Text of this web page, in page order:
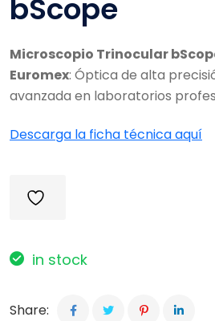
bScope
Microscopio Trinocular bScope
Euromex: Óptica de alta
avanzada en laboratorios
Descarga la ficha técnica aquí
in stock
Share: